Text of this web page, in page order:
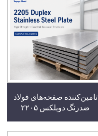
تامین‌کننده صفحه‌های فولاد
ضدزنگ دوپلکس ۲۲۰۵